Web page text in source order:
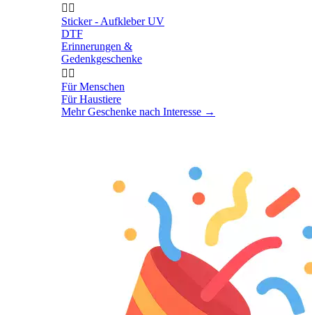
 
Sticker - Aufkleber UV
DTF
Erinnerungen &
Gedenkgeschenke
 
Für Menschen
Für Haustiere
Mehr Geschenke nach Interesse →